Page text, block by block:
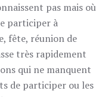
pas mais où
participer à
fête, réunion de
très rapidement
qui ne manquent
de participer ou les